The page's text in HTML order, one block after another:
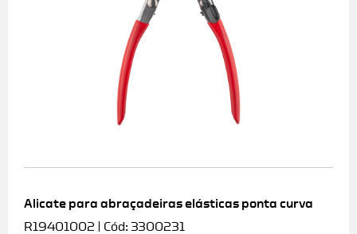
Alicate para abraçadeiras elásticas ponta curva
R19401002 | Cód: 3300231